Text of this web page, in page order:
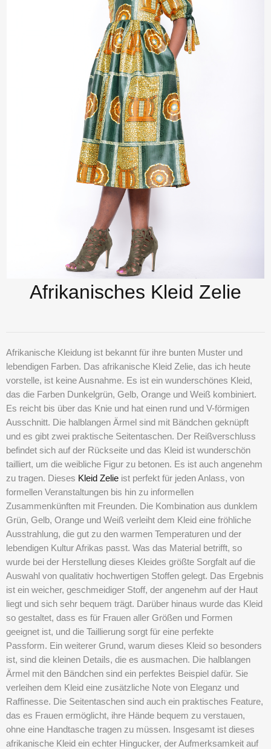
Afrikanisches Kleid Zelie
Afrikanische Kleidung ist bekannt für ihre bunten Muster und
lebendigen Farben. Das afrikanische Kleid Zelie, das ich heute
vorstelle, ist keine Ausnahme. Es ist ein wunderschönes Kleid,
das die Farben Dunkelgrün, Gelb, Orange und Weiß kombiniert.
Es reicht bis über das Knie und hat einen rund und V-förmigen
Ausschnitt. Die halblangen Ärmel sind mit Bändchen geknüpft
und es gibt zwei praktische Seitentaschen. Der Reißverschluss
befindet sich auf der Rückseite und das Kleid ist wunderschön
tailliert, um die weibliche Figur zu betonen. Es ist auch angenehm
zu tragen. Dieses Kleid Zelie ist perfekt für jeden Anlass, von
formellen Veranstaltungen bis hin zu informellen
Zusammenkünften mit Freunden. Die Kombination aus dunklem
Grün, Gelb, Orange und Weiß verleiht dem Kleid eine fröhliche
Ausstrahlung, die gut zu den warmen Temperaturen und der
lebendigen Kultur Afrikas passt. Was das Material betrifft, so
wurde bei der Herstellung dieses Kleides größte Sorgfalt auf die
Auswahl von qualitativ hochwertigen Stoffen gelegt. Das Ergebnis
ist ein weicher, geschmeidiger Stoff, der angenehm auf der Haut
liegt und sich sehr bequem trägt. Darüber hinaus wurde das Kleid
so gestaltet, dass es für Frauen aller Größen und Formen
geeignet ist, und die Taillierung sorgt für eine perfekte
Passform. Ein weiterer Grund, warum dieses Kleid so besonders
ist, sind die kleinen Details, die es ausmachen. Die halblangen
Ärmel mit den Bändchen sind ein perfektes Beispiel dafür. Sie
verleihen dem Kleid eine zusätzliche Note von Eleganz und
Raffinesse. Die Seitentaschen sind auch ein praktisches Feature,
das es Frauen ermöglicht, ihre Hände bequem zu verstauen,
ohne eine Handtasche tragen zu müssen. Insgesamt ist dieses
afrikanische Kleid ein echter Hingucker, der Aufmerksamkeit auf